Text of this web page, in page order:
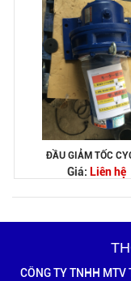
ĐẦU GIẢM TỐC
Giá: Liên hệ
CÔNG TY TNHH